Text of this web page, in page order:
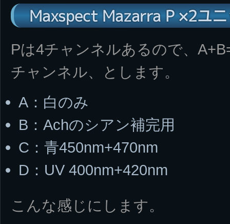
Maxspect Mazarra P ×2ユ
Pは4チャンネルあるので、
チャンネル、とします。
A：白のみ
B：Achのシアン補完用
C：青450nm+470nm
D：UV 400nm+420nm
こんな感じにします。